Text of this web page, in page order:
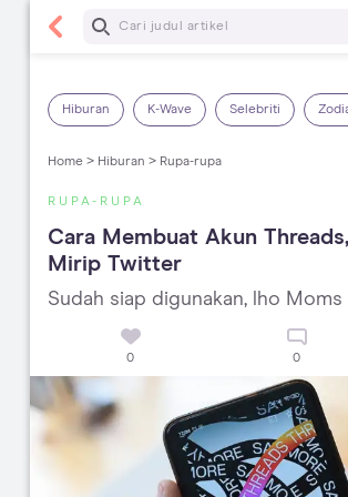
Baca Selanjutnya
Hiburan K-Wave Selebriti
Home > Hiburan > Rupa-rupa
RUPA-RUPA
Cara Membuat Akun
Mirip Twitter
Sudah siap digunakan, lho Moms
0 0